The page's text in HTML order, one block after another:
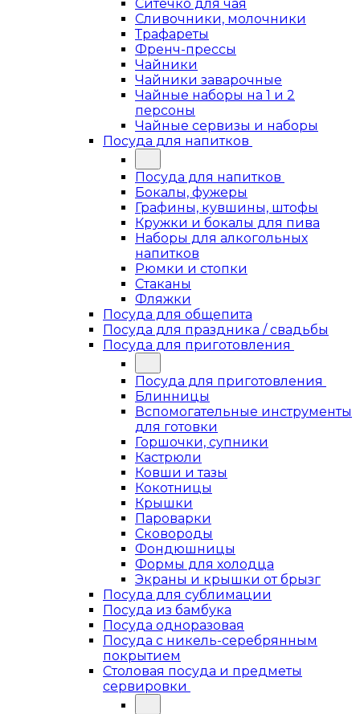
Ситечко для чая
Сливочники, молочники
Трафареты
Френч-прессы
Чайники
Чайники заварочные
Чайные наборы на 1 и 2
персоны
Чайные сервизы и наборы
Посуда для напитков
Посуда для напитков
Бокалы, фужеры
Графины, кувшины, штофы
Кружки и бокалы для пива
Наборы для алкогольных
напитков
Рюмки и стопки
Стаканы
Фляжки
Посуда для общепита
Посуда для праздника / свадьбы
Посуда для приготовления
Посуда для приготовления
Блинницы
Вспомогательные инструменты
для готовки
Горшочки, супники
Кастрюли
Ковши и тазы
Кокотницы
Крышки
Пароварки
Сковороды
Фондюшницы
Формы для холодца
Экраны и крышки от брызг
Посуда для сублимации
Посуда из бамбука
Посуда одноразовая
Посуда с никель-серебрянным
покрытием
Столовая посуда и предметы
сервировки